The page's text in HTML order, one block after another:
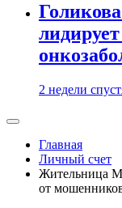
2 недели
Главная
Личный счет
Жительница
от